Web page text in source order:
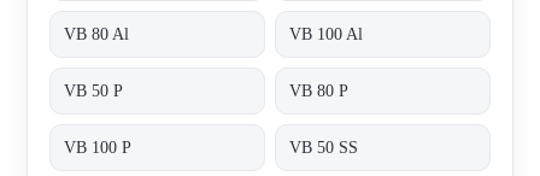
VB 80 Al VB 100 Al
VB 50 P VB 80 P
VB 100 P VB 50 SS